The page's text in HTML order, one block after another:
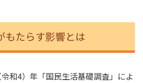
もたらす影響とは
和4）年「国民生活基礎調査」によ